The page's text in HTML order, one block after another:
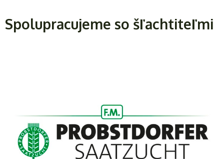
Spolupracujeme so šľachtiteľmi